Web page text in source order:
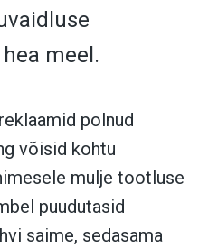
meel.
polnud
võisid kohtu
mulje tootluse
puudutasid
saime, sedasama